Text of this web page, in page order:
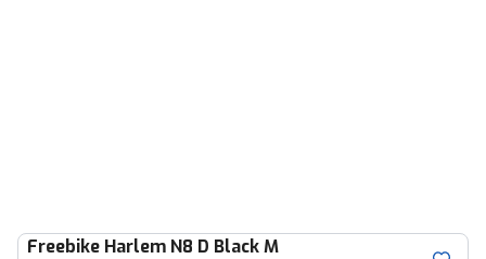
Freebike Harlem N8 D Black M